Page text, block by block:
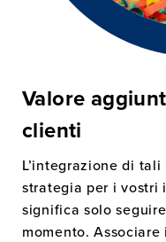
Valore
clienti
L’integrazione di
strategia per i vostri
significa solo
momento.